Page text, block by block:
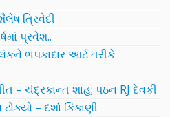
ત્રિવેદી
પ્રવેશ..
ભપકાદાર આર્ટ તરીકે
– ચંદ્રકાન્ત શાહ; પઠન RJ દેવકી
– દર્શા કિકાણી